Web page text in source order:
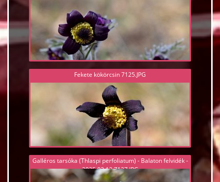
Fekete kökörcsin 7125.JPG
Galléros tarsóka (Thlaspi perfoliatum) - Balaton felvidék -
2025.03.12 7127.JPG